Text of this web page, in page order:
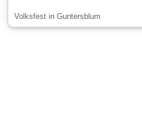
Volksfest in Guntersblum